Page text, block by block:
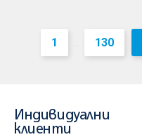
1 ... 130
Индивидуални
клиенти